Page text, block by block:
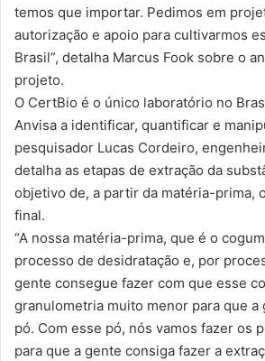
temos que importar. Pedimos em
autorização e apoio para cultivarmos
Brasil”, detalha Marcus Fook sobre o
projeto.
O CertBio é o único laboratório no
Anvisa a identificar, quantificar e
pesquisador Lucas Cordeiro,
detalha as etapas de extração da
objetivo de, a partir da matéria-prima,
final.
“A nossa matéria-prima, que é o
processo de desidratação e, por
gente consegue fazer com que esse
granulometria muito menor para que a
pó. Com esse pó, nós vamos fazer os
para que a gente consiga fazer a